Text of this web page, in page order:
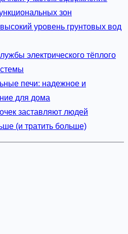
зон
уровень грунтовых вод
электрического тёплого
печи: надежное и
для дома
заставляют людей
(и тратить больше)